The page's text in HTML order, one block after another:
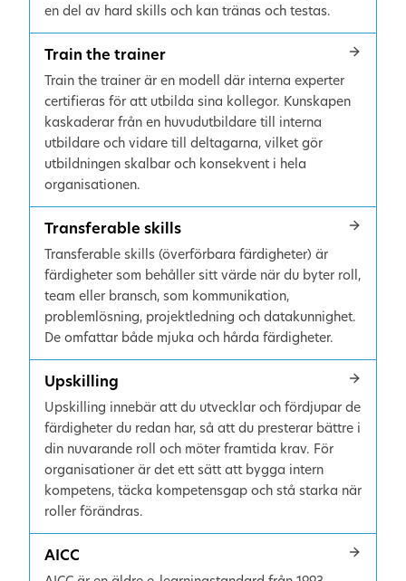
en del av hard skills och kan tränas och testas.
Train the trainer
Train the trainer är en modell där interna experter
certifieras för att utbilda sina kollegor. Kunskapen
kaskaderar från en huvudutbildare till interna
utbildare och vidare till deltagarna, vilket gör
utbildningen skalbar och konsekvent i hela
organisationen.
Transferable skills
Transferable skills (överförbara färdigheter) är
färdigheter som behåller sitt värde när du byter roll,
team eller bransch, som kommunikation,
problemlösning, projektledning och datakunnighet.
De omfattar både mjuka och hårda färdigheter.
Upskilling
Upskilling innebär att du utvecklar och fördjupar de
färdigheter du redan har, så att du presterar bättre i
din nuvarande roll och möter framtida krav. För
organisationer är det ett sätt att bygga intern
kompetens, täcka kompetensgap och stå starka när
roller förändras.
AICC